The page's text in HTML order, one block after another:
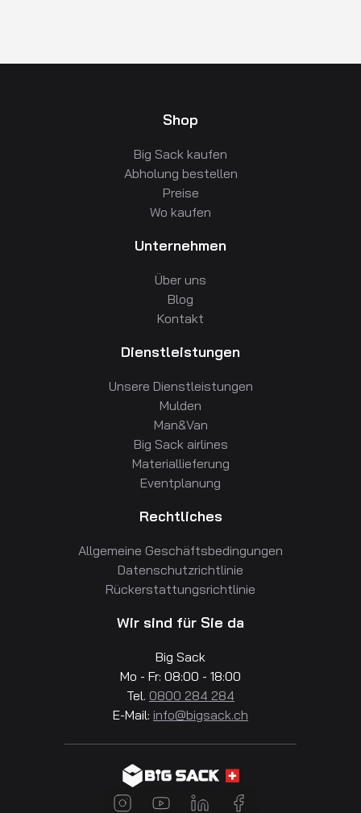
Shop
Big Sack kaufen
Abholung bestellen
Preise
Wo kaufen
Unternehmen
Über uns
Blog
Kontakt
Dienstleistungen
Unsere Dienstleistungen
Mulden
Man&Van
Big Sack airlines
Materiallieferung
Eventplanung
Rechtliches
Allgemeine Geschäftsbedingungen
Datenschutzrichtlinie
Rückerstattungsrichtlinie
Wir sind für Sie da
Big Sack
Mo - Fr: 08:00 - 18:00
Tel. 0800 284 284
E-Mail: info@bigsack.ch